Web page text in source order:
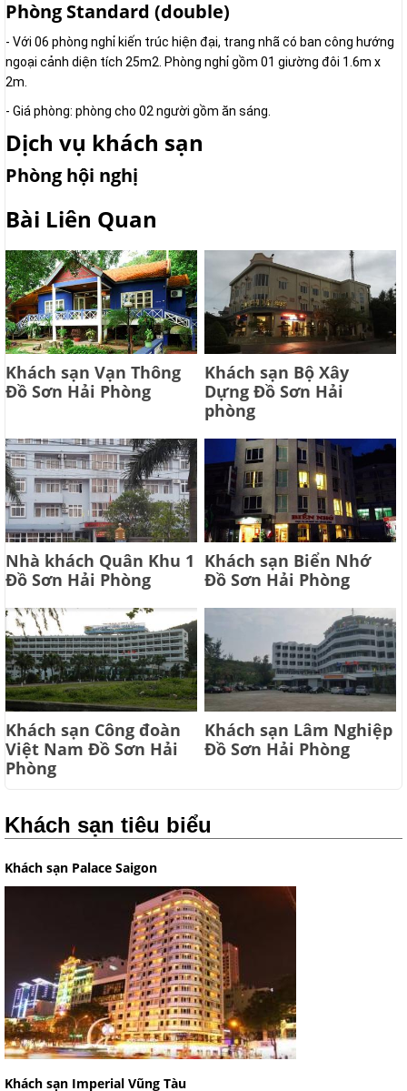
Phòng Standard (double)
- Với 06 phòng nghỉ kiến trúc hiện đại, trang nhã có ban công hướng
ngoại cảnh diện tích 25m2. Phòng nghỉ gồm 01 giường đôi 1.6m x
2m.
- Giá phòng: phòng cho 02 người gồm ăn sáng.
Dịch vụ khách sạn
Phòng hội nghị
Bài Liên Quan
Khách sạn Vạn Thông
Đồ Sơn Hải Phòng
Khách sạn Bộ Xây
Dựng Đồ Sơn Hải
phòng
Nhà khách Quân Khu 1
Đồ Sơn Hải Phòng
Khách sạn Biển Nhớ
Đồ Sơn Hải Phòng
Khách sạn Công đoàn
Việt Nam Đồ Sơn Hải
Phòng
Khách sạn Lâm Nghiệp
Đồ Sơn Hải Phòng
Khách sạn tiêu biểu
Khách sạn Palace Saigon
Khách sạn Imperial Vũng Tàu